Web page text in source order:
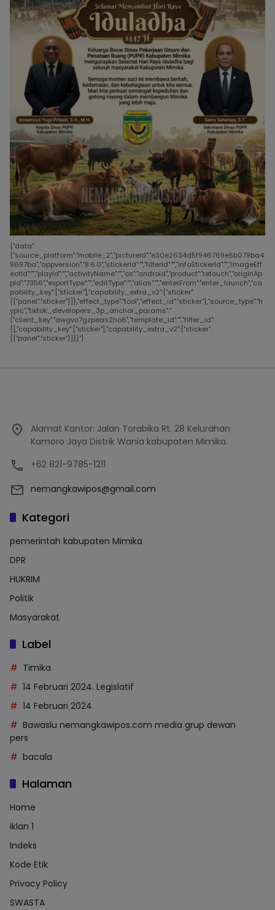
{"data":
{"source_platform":"mobile_2","pictureId":"e30e2634d5f946769e5b079ba4
9697ba","appversion":"8.6.0","stickerId":"","filterId":"","infoStickerId":"","imageEff
ectId":"","playId":"","activityName":"","os":"android","product":"retouch","originAp
pId":"7356","exportType":"","editType":"","alias":"","enterFrom":"enter_launch","ca
pability_key":["sticker"],"capability_extra_v2":{"sticker":
[{"panel":"sticker"}]},"effect_type":"tool","effect_id":"sticker"},"source_type":"h
ypic","tiktok_developers_3p_anchor_params":"
{"client_key":"awgvo7gzpeas2ho6","template_id":"","filter_id":
[],"capability_key":["sticker"],"capability_extra_v2":{"sticker":
[{"panel":"sticker"}]}}"}
Alamat Kantor: Jalan Torabika Rt. 28 Kelurahan
Kamoro Jaya Distrik Wania kabupaten Mimika
+62 821-9785-1211
nemangkawipos@gmail.com
Kategori
pemerintah kabupaten Mimika
DPR
HUKRIM
Politik
Masyarakat
Label
Timika
14 Februari 2024. Legislatif
14 Februari 2024
Bawaslu nemangkawipos.com media grup dewan
pers
bacala
Halaman
Home
iklan 1
Indeks
Kode Etik
Privacy Policy
SWASTA